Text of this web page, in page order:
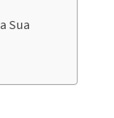
Sua